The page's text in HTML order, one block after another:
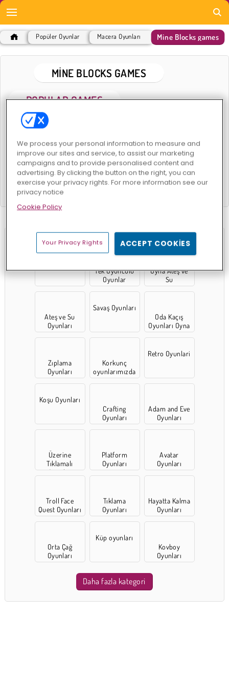
Popüler Oyunlar Macera Oyunları Mine Blocks games
MINE BLOCKS GAMES
POPULAR GAMES
Epik Maden Noob Torch Flip 2D
Tek Oyunculu
Oyunlar
Oyna Ateş ve
Su
Ateş ve Su
Oyunları
Savaş Oyunları
Oda Kaçış
Oyunları Oyna
Zıplama
Oyunları
Korkunç
oyunlarımızda
Retro Oyunlari
Koşu Oyunları
Crafting
Oyunları
Adam and Eve
Oyunları
Üzerine
Tıklamalı
Oyunlar
Platform
Oyunları
Avatar
Oyunları
Troll Face
Quest Oyunları
Tıklama
Oyunları
Hayatta Kalma
Oyunları
Orta Çağ
Oyunları
Küp oyunları
Kovboy
Oyunları
Daha fazla kategori
We process your personal information to measure and
improve our sites and service, to assist our marketing
campaigns and to provide personalised content and
advertising. By clicking the button on the right, you can
exercise your privacy rights. For more information see our
privacy notice
Cookie Policy
Your Privacy Rights ACCEPT COOKIES